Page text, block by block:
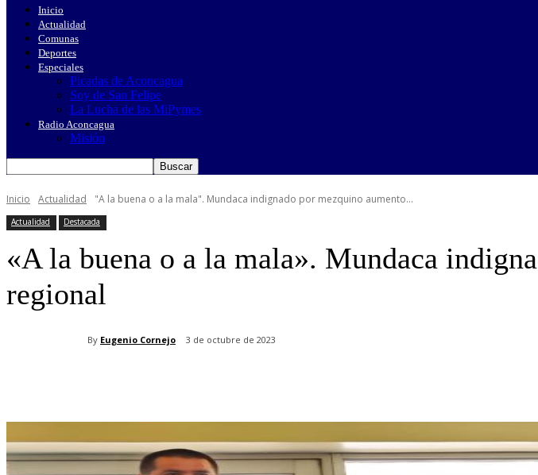
Inicio
Actualidad
Comunas
Deportes
Especiales
Picadas de Aconcagua
Soy de San Felipe
La Lucha de las MiPymes
Radio Aconcagua
Misión
Inicio Actualidad "A la buena o a la mala". Mundaca indignado por mezquino aumento...
Actualidad Destacada
«A la buena o a la mala». Mundaca
regional
By Eugenio Cornejo 3 de octubre de 2023